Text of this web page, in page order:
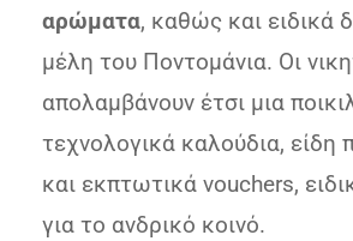
αρώματα, καθώς και ειδικά
μέλη του Ποντομάνια. Οι
απολαμβάνουν έτσι μια
τεχνολογικά καλούδια, είδη
και εκπτωτικά vouchers,
για το ανδρικό κοινό.